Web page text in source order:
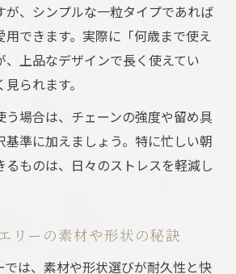
が、シンプルな一粒タイプであれば
できます。実際に「何歳まで使え
、上品なデザインで長く使えてい
られます。
う場合は、チェーンの強度や留め具
基準に加えましょう。特に忙しい朝
るものは、日々のストレスを軽減し
リーの素材や形状の秘訣
では、素材や形状選びが耐久性と快